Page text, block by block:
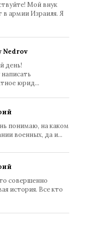
Мой внук
в армии Израиля. Я
Nedrov
день!
юрид...
понимаю, на каком
военных, да и...
совершенно
история. Все кто